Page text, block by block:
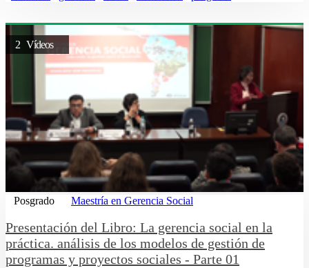
2 Vídeos
Posgrado Maestría en Gerencia Social
Presentación del Libro: La gerencia social en la
práctica. análisis de los modelos de gestión de
programas y proyectos sociales - Parte 01